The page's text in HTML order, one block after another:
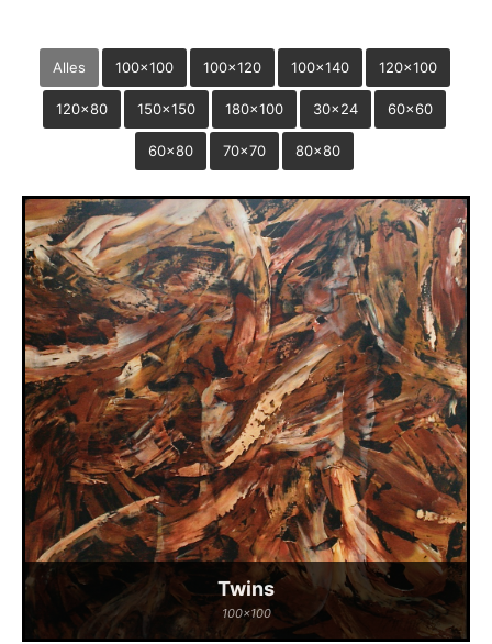
Alles 100x100 100x120 100x140 120x100
120x80 150x150 180x100 30x24 60x60
60x80 70x70 80x80
Twins
100x100